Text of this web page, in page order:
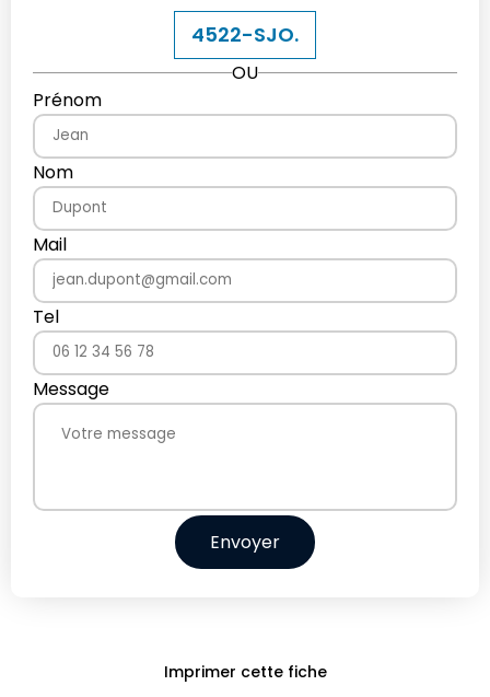
4522-SJO.
OU
Prénom
Nom
Mail
Tel
Message
Envoyer
Imprimer cette fiche